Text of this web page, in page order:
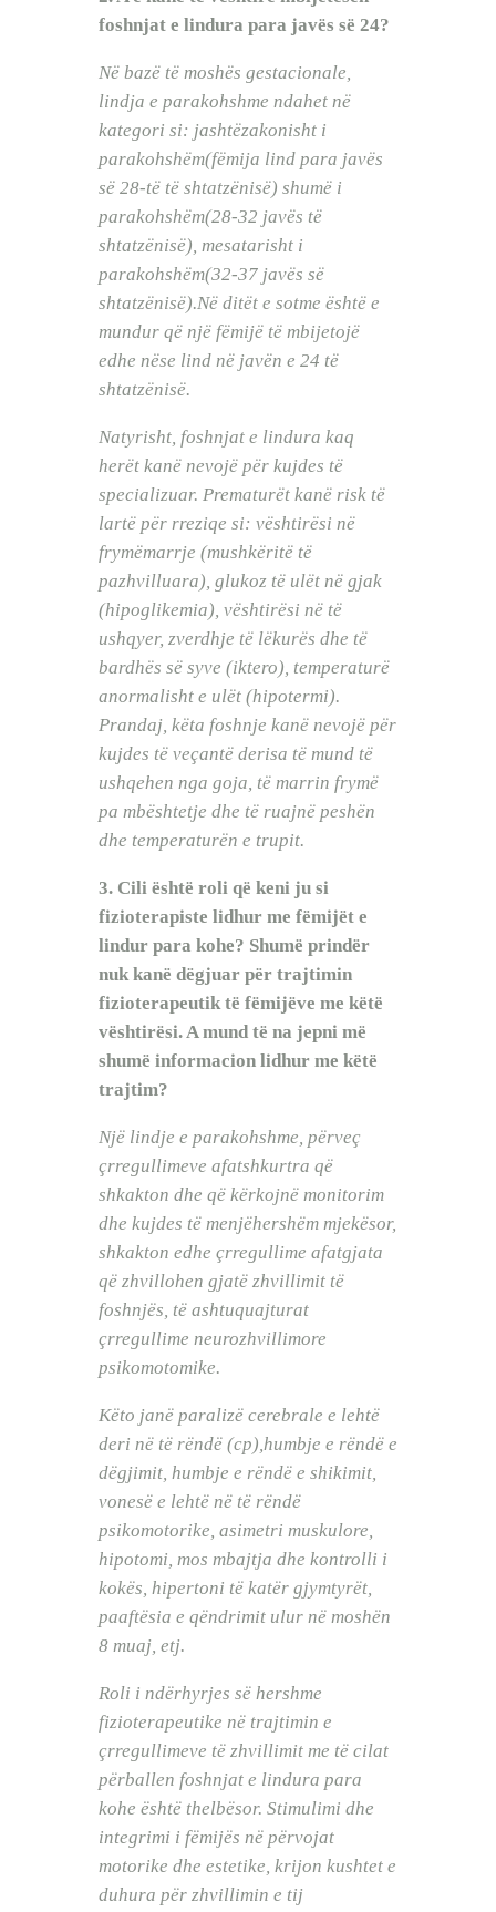
foshnjat e lindura para javës së 24?
Në bazë të moshës gestacionale,
lindja e parakohshme ndahet në
kategori si: jashtëzakonisht i
parakohshëm(fëmija lind para javës
së 28-të të shtatzënisë) shumë i
parakohshëm(28-32 javës të
shtatzënisë), mesatarisht i
parakohshëm(32-37 javës së
shtatzënisë).Në ditët e sotme është e
mundur që një fëmijë të mbijetojë
edhe nëse lind në javën e 24 të
shtatzënisë.
Natyrisht, foshnjat e lindura kaq
herët kanë nevojë për kujdes të
specializuar. Prematurët kanë risk të
lartë për rreziqe si: vështirësi në
frymëmarrje (mushkëritë të
pazhvilluara), glukoz të ulët në gjak
(hipoglikemia), vështirësi në të
ushqyer, zverdhje të lëkurës dhe të
bardhës së syve (iktero), temperaturë
anormalisht e ulët (hipotermi).
Prandaj, këta foshnje kanë nevojë për
kujdes të veçantë derisa të mund të
ushqehen nga goja, të marrin frymë
pa mbështetje dhe të ruajnë peshën
dhe temperaturën e trupit.
3. Cili është roli që keni ju si
fizioterapiste lidhur me fëmijët e
lindur para kohe? Shumë prindër
nuk kanë dëgjuar për trajtimin
fizioterapeutik të fëmijëve me këtë
vështirësi. A mund të na jepni më
shumë informacion lidhur me këtë
trajtim?
Një lindje e parakohshme, përveç
çrregullimeve afatshkurtra që
shkakton dhe që kërkojnë monitorim
dhe kujdes të menjëhershëm mjekësor,
shkakton edhe çrregullime afatgjata
që zhvillohen gjatë zhvillimit të
foshnjës, të ashtuquajturat
çrregullime neurozhvillimore
psikomotomike.
Këto janë paralizë cerebrale e lehtë
deri në të rëndë (cp),humbje e rëndë e
dëgjimit, humbje e rëndë e shikimit,
vonesë e lehtë në të rëndë
psikomotorike, asimetri muskulore,
hipotomi, mos mbajtja dhe kontrolli i
kokës, hipertoni të katër gjymtyrët,
paaftësia e qëndrimit ulur në moshën
8 muaj, etj.
Roli i ndërhyrjes së hershme
fizioterapeutike në trajtimin e
çrregullimeve të zhvillimit me të cilat
përballen foshnjat e lindura para
kohe është thelbësor. Stimulimi dhe
integrimi i fëmijës në përvojat
motorike dhe estetike, krijon kushtet e
duhura për zhvillimin e tij